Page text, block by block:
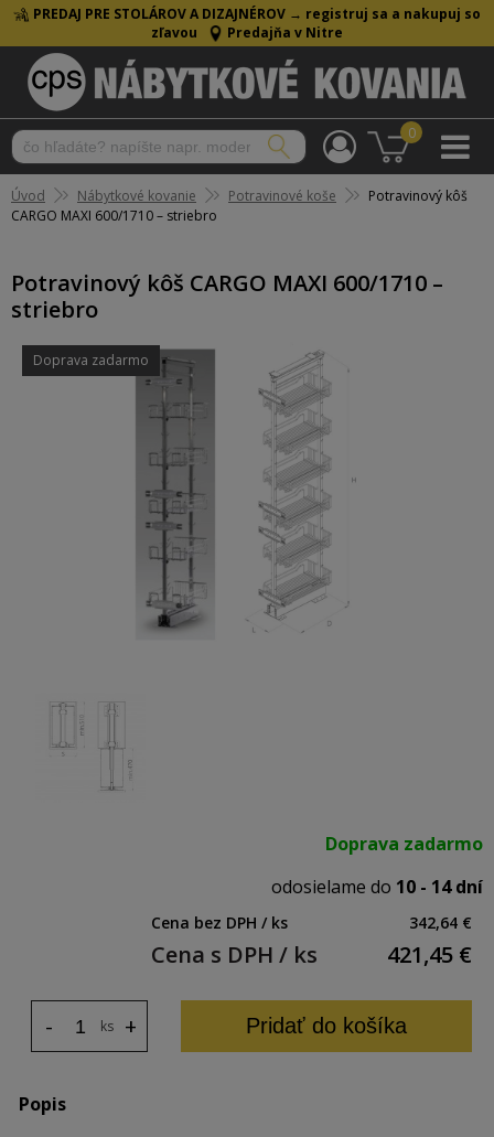
PREDAJ PRE STOLÁROV A DIZAJNÉROV → registruj sa a nakupuj so
zľavou
Predajňa v Nitre
0
Úvod Nábytkové kovanie Potravinové koše
Potravinový kôš
CARGO MAXI 600/1710 – striebro
Potravinový kôš CARGO MAXI 600/1710 –
striebro
Doprava zadarmo
Doprava zadarmo
odosielame do 10 - 14 dní
Cena bez DPH / ks 342,64 €
Cena s DPH / ks 421,45 €
ks +
- Pridať do košíka
Popis